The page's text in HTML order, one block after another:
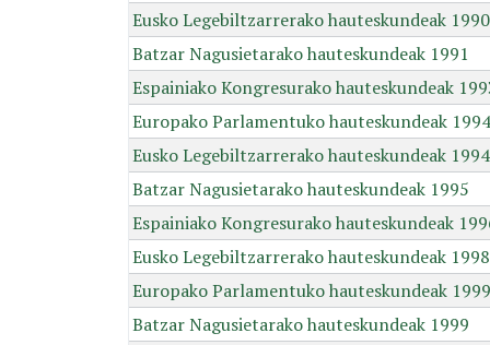
Eusko Legebiltzarrerako hauteskundeak 1990
Batzar Nagusietarako hauteskundeak 1991
Espainiako Kongresurako hauteskundeak
Europako Parlamentuko hauteskundeak 1994
Eusko Legebiltzarrerako hauteskundeak 1994
Batzar Nagusietarako hauteskundeak 1995
Espainiako Kongresurako hauteskundeak
Eusko Legebiltzarrerako hauteskundeak 1998
Europako Parlamentuko hauteskundeak 1999
Batzar Nagusietarako hauteskundeak 1999